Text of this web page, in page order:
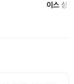
이스 상